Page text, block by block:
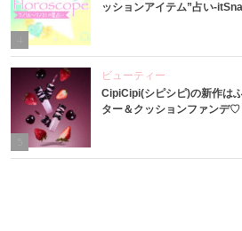
ッションアイテム”占い-
ビューティー
CipiCipi(シピシピ)の新作は
ター＆クッションファンデ♡